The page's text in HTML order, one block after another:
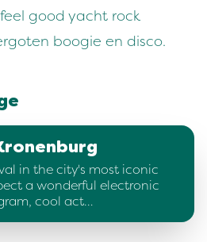
good yacht rock
boogie en disco.
in the city's most iconic
a wonderful electronic
cool act…